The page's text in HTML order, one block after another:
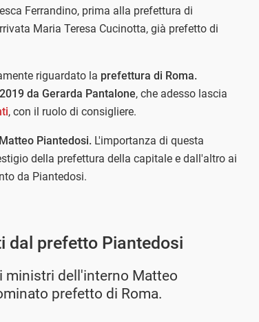
Ferrandino, prima alla prefettura di
Maria Teresa Cucinotta, già prefetto di
riguardato la prefettura di Roma.
da Gerarda Pantalone, che adesso lascia
, con il ruolo di consigliere.
Piantedosi. L'importanza di questa
della prefettura della capitale e dall'altro ai
da Piantedosi.
dal prefetto Piantedosi
ministri dell'interno Matteo
prefetto di Roma.